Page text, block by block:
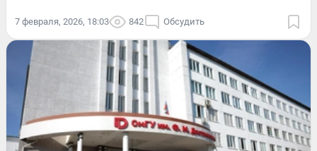
7 февраля, 2026, 18:03 842 Обсудить